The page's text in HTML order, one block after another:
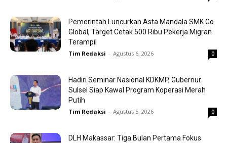
Pemerintah Luncurkan Asta Mandala SMK Go
Global, Target Cetak 500 Ribu Pekerja Migran
Terampil
Tim Redaksi - Agustus 6, 2026 0
Hadiri Seminar Nasional KDKMP, Gubernur
Sulsel Siap Kawal Program Koperasi Merah
Putih
Tim Redaksi - Agustus 5, 2026 0
DLH Makassar: Tiga Bulan Pertama Fokus